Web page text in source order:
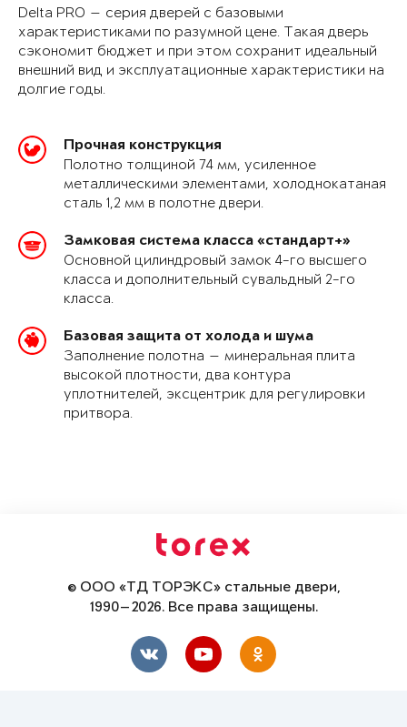
Delta PRO — серия дверей с базовыми
характеристиками по разумной цене. Такая дверь
сэкономит бюджет и при этом сохранит идеальный
внешний вид и эксплуатационные характеристики на
долгие годы.
Прочная конструкция
Полотно толщиной 74 мм, усиленное
металлическими элементами, холоднокатаная
сталь 1,2 мм в полотне двери.
Замковая система класса «стандарт+»
Основной цилиндровый замок 4-го высшего
класса и дополнительный сувальдный 2-го
класса.
Базовая защита от холода и шума
Заполнение полотна — минеральная плита
высокой плотности, два контура
уплотнителей, эксцентрик для регулировки
притвора.
© ООО «ТД ТОРЭКС» стальные двери,
1990—2026. Все права защищены.